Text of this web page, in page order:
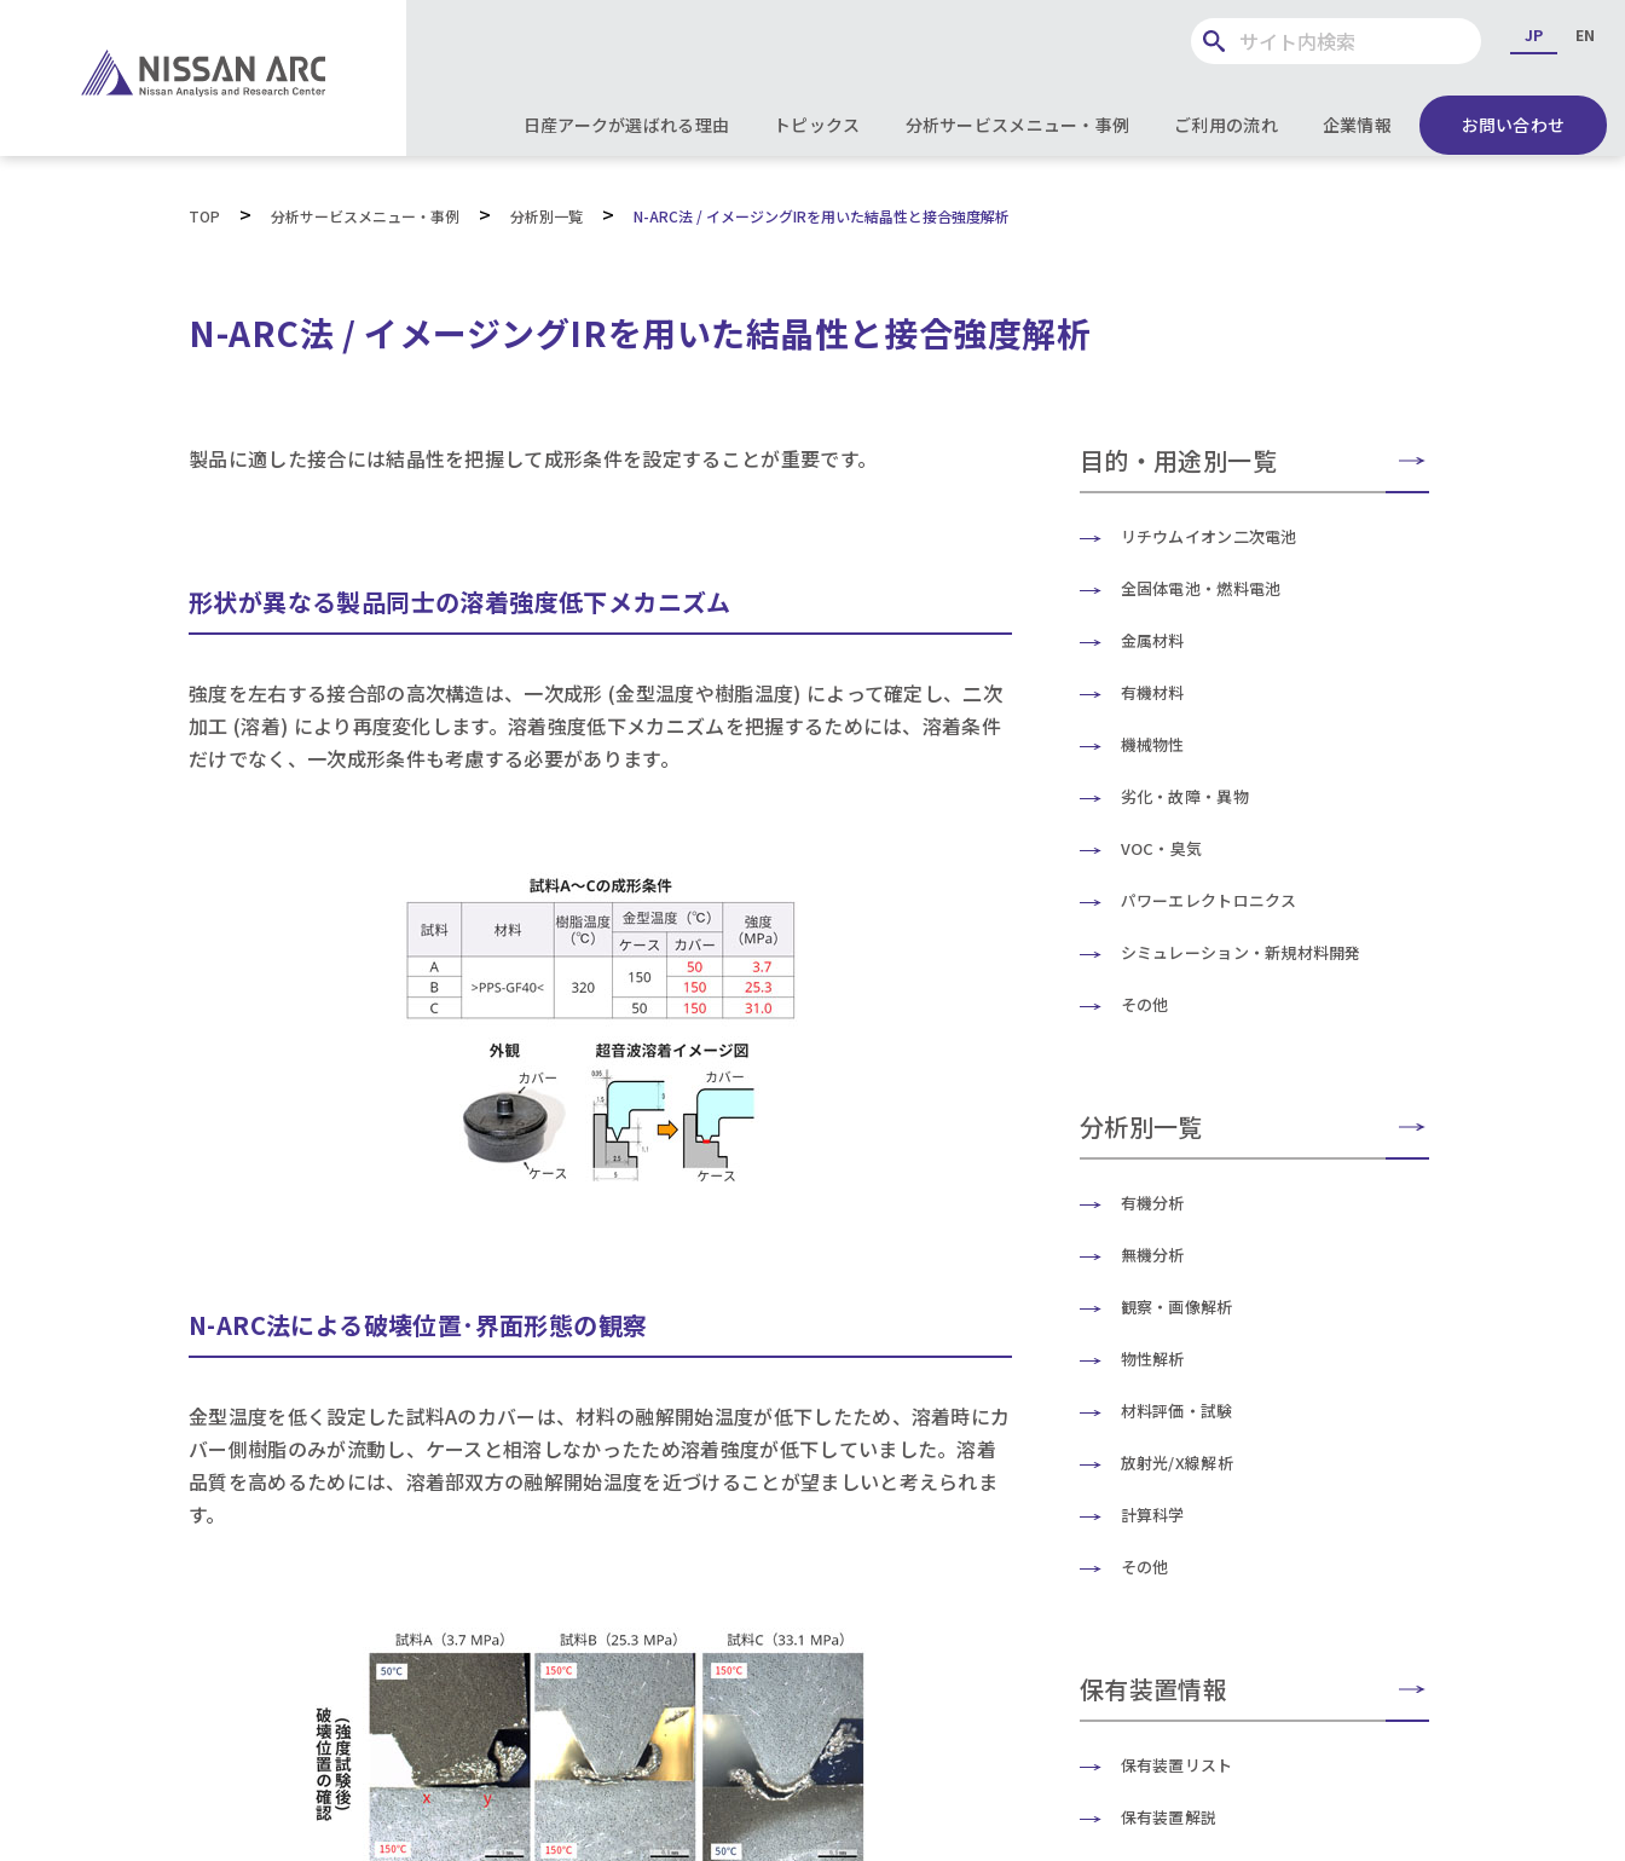
JP EN
日産アークが選ばれる理由 トピックス 分析サービスメニュー・事例 ご利用の流れ 企業情報 お問い合わせ
TOP > 分析サービスメニュー・事例 > 分析別一覧 > N-ARC法 / イメージングIRを用いた結晶性と接合強度解析
N-ARC法 / イメージングIRを用いた結晶性と接合強度解析
製品に適した接合には結晶性を把握して成形条件を設定することが重要です。
形状が異なる製品同士の溶着強度低下メカニズム
強度を左右する接合部の高次構造は、一次成形 (金型温度や樹脂温度) によって確定し、二次
加工 (溶着) により再度変化します。溶着強度低下メカニズムを把握するためには、溶着条件
だけでなく、一次成形条件も考慮する必要があります。
N-ARC法による破壊位置･界面形態の観察
金型温度を低く設定した試料Aのカバーは、材料の融解開始温度が低下したため、溶着時にカ
バー側樹脂のみが流動し、ケースと相溶しなかったため溶着強度が低下していました。溶着
品質を高めるためには、溶着部双方の融解開始温度を近づけることが望ましいと考えられま
す。
目的・用途別一覧
リチウムイオン二次電池
全固体電池・燃料電池
金属材料
有機材料
機械物性
劣化・故障・異物
VOC・臭気
パワーエレクトロニクス
シミュレーション・新規材料開発
その他
分析別一覧
有機分析
無機分析
観察・画像解析
物性解析
材料評価・試験
放射光/X線解析
計算科学
その他
保有装置情報
保有装置リスト
保有装置解説